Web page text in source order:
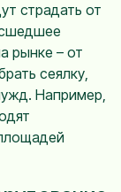
страдать от
рынке – от
сеялку,
Например,